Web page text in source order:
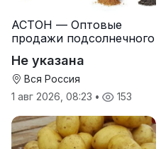
АСТОН — Оптовые
продажи подсолнечного
Экспорт
Не указана
Вся Россия
1 авг 2026, 08:23 • 153